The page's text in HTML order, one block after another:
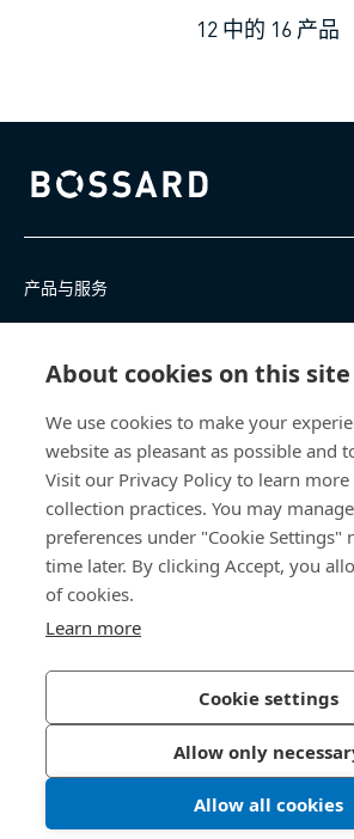
About cookies on this site
We use cookies to make your
website as pleasant as possible and
Visit our Privacy Policy to learn
collection practices. You may
preferences under "Cookie Settings"
time later. By clicking Accept, you
of cookies.
Learn more
Cookie settings
Allow only
Allow all cookies
12 中的 16 产品
Bossard homepage
产品与服务
关于我们
联系我们
china@bossard.com